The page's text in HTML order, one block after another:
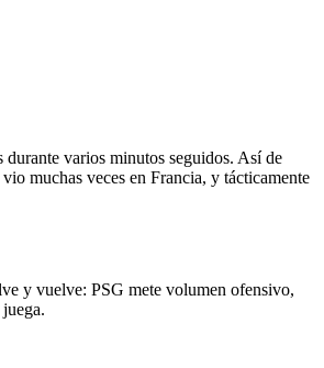
varios minutos seguidos. Así de
muchas veces en Francia, y tácticamente
y vuelve: PSG mete volumen ofensivo,